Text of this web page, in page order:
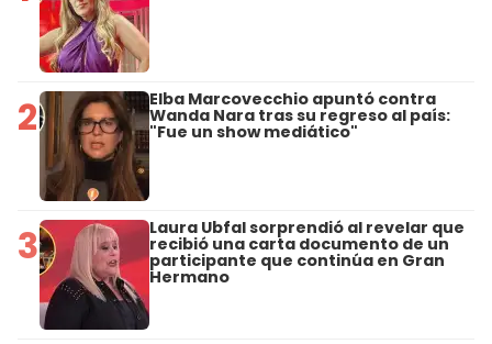
2 Elba Marcovecchio apuntó contra
Wanda Nara tras su regreso al país:
"Fue un show mediático"
3 Laura Ubfal sorprendió al revelar que
recibió una carta documento de un
participante que continúa en Gran
Hermano